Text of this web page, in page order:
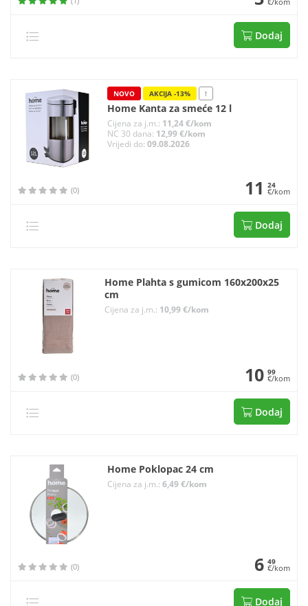
Dodaj
NOVO AKCIJA -13% !
Home Kanta za smeće 12 l
Cijena za j.m.: 11,24 €/kom
NC 30 dana: 12,99 €/kom
Vrijedi do: 09.08.2026
(0) 11 24
€/kom
Dodaj
Home Plahta s gumicom 160x200x25
cm
Cijena za j.m.: 10,99 €/kom
(0) 10 99
€/kom
Dodaj
Home Poklopac 24 cm
Cijena za j.m.: 6,49 €/kom
(0) 6 49
€/kom
Dodaj